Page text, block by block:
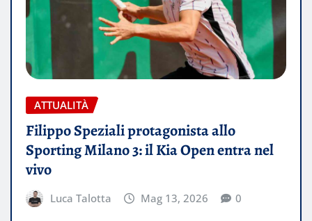
ATTUALITÀ
Filippo Speziali protagonista allo
Sporting Milano 3: il Kia Open entra nel
vivo
Luca Talotta Mag 13, 2026 0